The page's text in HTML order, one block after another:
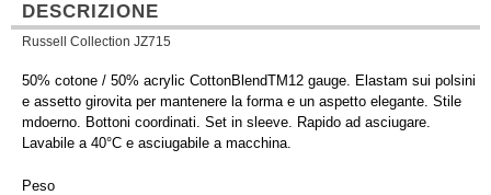
DESCRIZIONE
Russell Collection JZ715
50% cotone / 50% acrylic CottonBlendTM12 gauge. Elastam sui polsini
e assetto girovita per mantenere la forma e un aspetto elegante. Stile
mdoerno. Bottoni coordinati. Set in sleeve. Rapido ad asciugare.
Lavabile a 40°C e asciugabile a macchina.
Peso